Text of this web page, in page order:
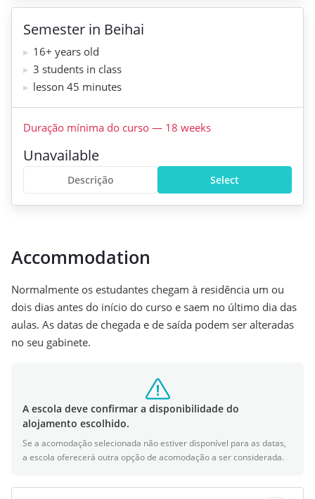
Semester in Beihai
16+ years old
3 students in class
lesson 45 minutes
Duração mínima do curso — 18 weeks
Unavailable
Select
Descrição
Accommodation
Normalmente os estudantes chegam à residência um ou
dois dias antes do início do curso e saem no último dia das
aulas. As datas de chegada e de saída podem ser alteradas
no seu gabinete.
A escola deve confirmar a disponibilidade do
alojamento escolhido.
Se a acomodação selecionada não estiver disponível para as datas,
a escola oferecerá outra opção de acomodação a ser considerada.